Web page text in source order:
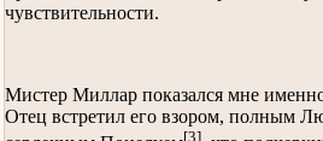
чувствительности.
Мистер Миллар показался мне
Отец встретил его взором, полным
[3]